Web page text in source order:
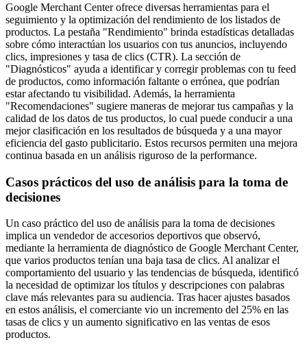
Google Merchant Center ofrece diversas herramientas para el
seguimiento y la optimización del rendimiento de los listados de
productos. La pestaña "Rendimiento" brinda estadísticas detalladas
sobre cómo interactúan los usuarios con tus anuncios, incluyendo
clics, impresiones y tasa de clics (CTR). La sección de
"Diagnósticos" ayuda a identificar y corregir problemas con tu feed
de productos, como información faltante o errónea, que podrían
estar afectando tu visibilidad. Además, la herramienta
"Recomendaciones" sugiere maneras de mejorar tus campañas y la
calidad de los datos de tus productos, lo cual puede conducir a una
mejor clasificación en los resultados de búsqueda y a una mayor
eficiencia del gasto publicitario. Estos recursos permiten una mejora
continua basada en un análisis riguroso de la performance.
Casos prácticos del uso de análisis para la toma de
decisiones
Un caso práctico del uso de análisis para la toma de decisiones
implica un vendedor de accesorios deportivos que observó,
mediante la herramienta de diagnóstico de Google Merchant Center,
que varios productos tenían una baja tasa de clics. Al analizar el
comportamiento del usuario y las tendencias de búsqueda, identificó
la necesidad de optimizar los títulos y descripciones con palabras
clave más relevantes para su audiencia. Tras hacer ajustes basados
en estos análisis, el comerciante vio un incremento del 25% en las
tasas de clics y un aumento significativo en las ventas de esos
productos.